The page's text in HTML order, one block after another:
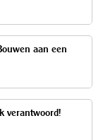
aan een
verantwoord!